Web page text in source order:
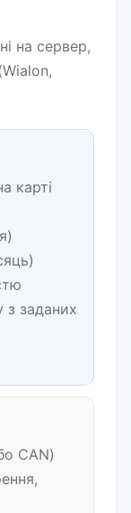
на сервер,
карті
з заданих
CAN)